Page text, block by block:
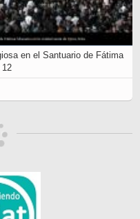
en el Santuario de Fátima
12